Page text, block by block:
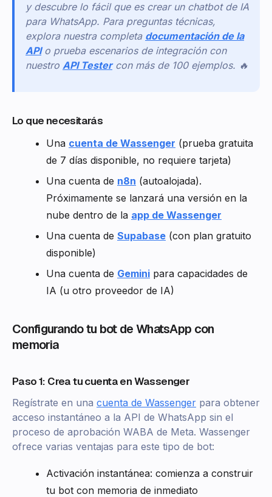
y descubre lo fácil que es crear un chatbot de IA
para WhatsApp. Para preguntas técnicas,
explora nuestra completa documentación de la
API o prueba escenarios de integración con
nuestro API Tester con más de 100 ejemplos. 🔥
Lo que necesitarás
Una cuenta de Wassenger (prueba gratuita
de 7 días disponible, no requiere tarjeta)
Una cuenta de n8n (autoalojada).
Próximamente se lanzará una versión en la
nube dentro de la app de Wassenger
Una cuenta de Supabase (con plan gratuito
disponible)
Una cuenta de Gemini para capacidades de
IA (u otro proveedor de IA)
Configurando tu bot de WhatsApp con
memoria
Paso 1: Crea tu cuenta en Wassenger
Regístrate en una cuenta de Wassenger para obtener
acceso instantáneo a la API de WhatsApp sin el
proceso de aprobación WABA de Meta. Wassenger
ofrece varias ventajas para este tipo de bot:
Activación instantánea: comienza a construir
tu bot con memoria de inmediato